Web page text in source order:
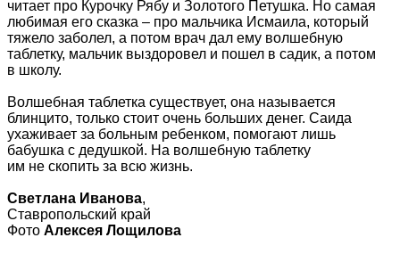
читает про Курочку Рябу и Золотого Петушка. Но самая
любимая его сказка – про мальчика Исмаила, который
тяжело заболел, а потом врач дал ему волшебную
таблетку, мальчик выздоровел и пошел в садик, а потом
в школу.
Волшебная таблетка существует, она называется
блинцито, только стоит очень больших денег. Саида
ухаживает за больным ребенком, помогают лишь
бабушка с дедушкой. На волшебную таблетку
им не скопить за всю жизнь.
Светлана Иванова,
Ставропольский край
Фото Алексея Лощилова